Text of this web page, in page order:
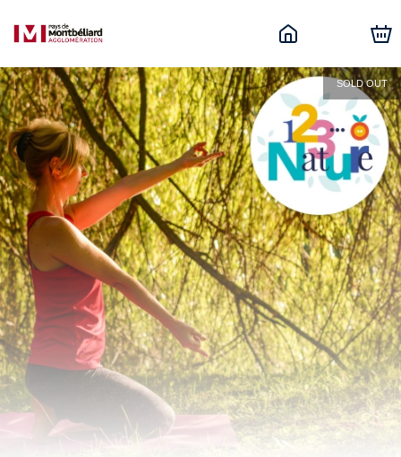
SOLD OUT